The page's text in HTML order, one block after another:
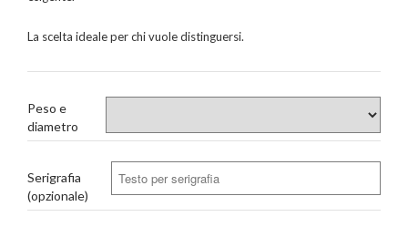
La scelta ideale per chi vuole distinguersi.
Peso e
diametro
Serigrafia
(opzionale)